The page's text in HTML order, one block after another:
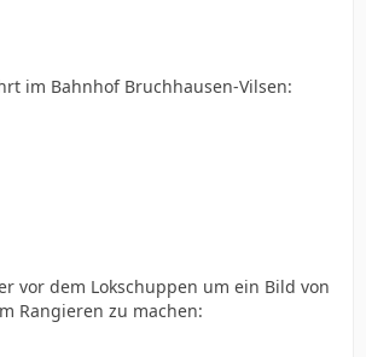
im Bahnhof Bruchhausen-Vilsen:
vor dem Lokschuppen um ein Bild von
Rangieren zu machen: